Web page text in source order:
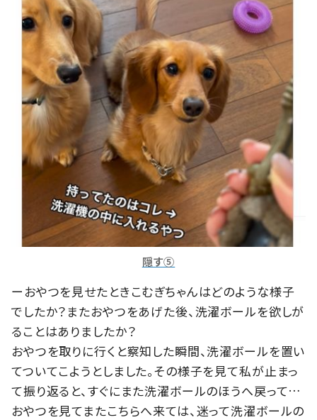
隠す⑤
ーおやつを見せたときこむぎちゃんはどのような様子
でしたか？またおやつをあげた後、洗濯ボールを欲しが
ることはありましたか？
おやつを取りに行くと察知した瞬間、洗濯ボールを置い
てついてこようとしました。その様子を見て私が止まっ
て振り返ると、すぐにまた洗濯ボールのほうへ戻って…
おやつを見てまたこちらへ来ては、迷って洗濯ボールの